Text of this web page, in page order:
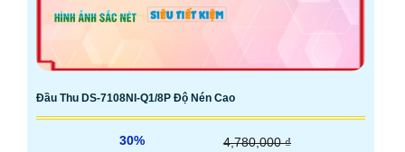
Đầu Thu DS-7108NI-Q1/8P Độ Nén Cao
30% 4,780,000 ₫